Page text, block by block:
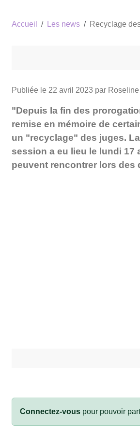
Accueil Les news Recyclage
Publiée le 22 avril 2023 par
"Depuis la fin des
remise en mémoire de
un "recyclage" des juges.
session a eu lieu le lundi 17
peuvent rencontrer lors des
Connectez-vous pour pouvoir